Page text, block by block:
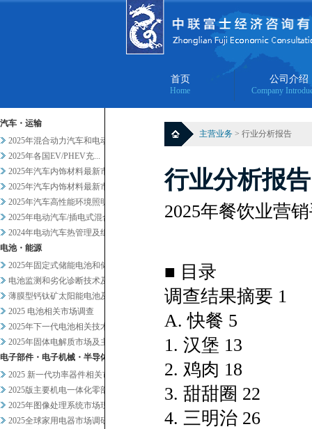
首页
Home
公司介绍
Company
汽车・运输
2025年混合动力汽车和电动汽...
2025年各国EV/PHEV充...
2025年汽车内饰材料最新市场...
2025年汽车内饰材料最新市场...
2025年汽车高性能环境照明的...
2025年电动汽车/插电式混合...
2024年电动汽车热管理及组件...
电池・能源
2025年固定式储能电池和储能...
电池监测和劣化诊断技术及服务当...
薄膜型钙钛矿太阳能电池及其他轻...
2025 电池相关市场调查
2025年下一代电池相关技术及...
2025年固体电解质市场及主要...
电子部件・电子机械・半导体
2025 新一代功率器件相关市...
2025版主要机电一体化零部件...
2025年图像处理系统市场现状...
2025全球家用电器市场调研
主营业务 > 行业分析报告
行业分析报告
2025年餐饮业营
■ 目录
调查结果摘要 1
A. 快餐 5
1. 汉堡 13
2. 鸡肉 18
3. 甜甜圈 22
4. 三明治 26